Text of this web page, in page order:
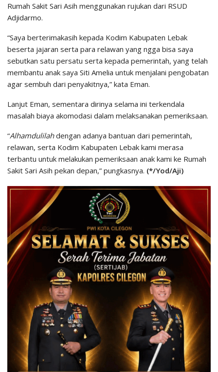
Rumah Sakit Sari Asih menggunakan rujukan dari RSUD
Adjidarmo.
“Saya berterimakasih kepada Kodim Kabupaten Lebak
beserta jajaran serta para relawan yang ngga bisa saya
sebutkan satu persatu serta kepada pemerintah, yang telah
membantu anak saya Siti Amelia untuk menjalani pengobatan
agar sembuh dari penyakitnya,” kata Eman.
Lanjut Eman, sementara dirinya selama ini terkendala
masalah biaya akomodasi dalam melaksanakan pemeriksaan.
“Alhamdulilahdengan adanya bantuan dari pemerintah,
relawan, serta Kodim Kabupaten Lebak kami merasa
terbantu untuk melakukan pemeriksaan anak kami ke Rumah
Sakit Sari Asih pekan depan,” pungkasnya. (*/Yod/Aji)